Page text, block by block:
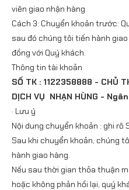
viên giao nhận hàng
Cách 3: Chuyển khoản trước:
sau đó chúng tôi tiến hành
đồng với Quý khách.
Thông tin tài khoản
SỐ TK : 1122358888 - CHỦ
DỊCH VỤ NHẠN HÙNG -
· Lưu ý
Nội dung chuyển khoản : ghi rõ
Sau khi chuyển khoản, chúng
hành giao hàng.
Nếu sau thời gian thỏa thuận
hoặc không phản hồi lại, quý